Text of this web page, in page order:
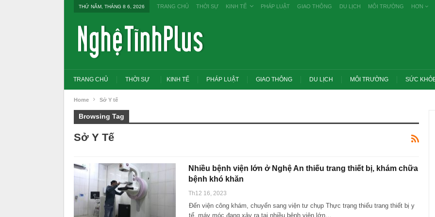
THỨ NĂM, THÁNG 8 6, 2026 TRANG CHỦ THỜI SỰ KINH TẾ PHÁP LUẬT GIAO THÔNG DU LỊCH MÔI TRƯỜNG HƠN
TRANG CHỦ THỜI SỰ KINH TẾ PHÁP LUẬT GIAO THÔNG DU LỊCH MÔI TRƯỜNG SỨC
Home Sở Y tế
Browsing Tag
Sở Y Tế
Nhiều bệnh viện lớn ở Nghệ An thiếu trang thiết bị, khám chữa
bệnh khó khăn
Th12 16, 2023
Đến viện công khám, chuyển sang viện tư chụp Thực trạng thiếu trang thiết bị y
tế, máy móc đang xảy ra tại nhiều bệnh viện lớn…
Tổng Bí thư, Chủ tịch nước yêu cầu thay
đổi tư duy bằng cấp sang nghề nghiệp
Thủ tướng: Xử lý nghiêm các vụ tiêu cực
thi THPT, công bố công khai